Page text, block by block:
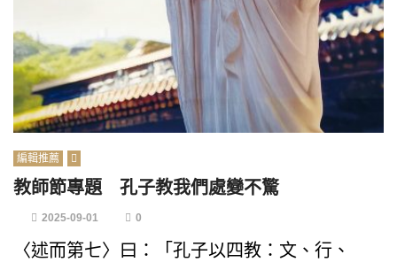
編輯推薦
教師節專題 孔子教我們處變不驚
2025-09-01 0
〈述而第七〉曰：「孔子以四教：文、行、